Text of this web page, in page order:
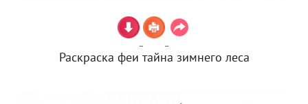
Раскраска феи тайна зимнего леса